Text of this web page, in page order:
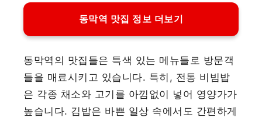
동막역 맛집 정보 더보기
동막역의 맛집들은 특색 있는 메뉴들로 방문객
들을 매료시키고 있습니다. 특히, 전통 비빔밥
은 각종 채소와 고기를 아낌없이 넣어 영양가가
높습니다. 김밥은 바쁜 일상 속에서도 간편하게